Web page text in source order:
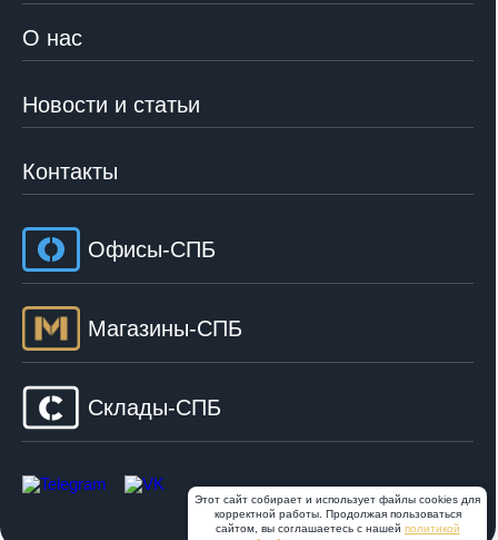
О нас
Новости и статьи
Контакты
Офисы-СПБ
Магазины-СПБ
Склады-СПБ
Этот сайт собирает и использует файлы cookies для
корректной работы. Продолжая пользоваться
сайтом, вы соглашаетесь с нашей политикой